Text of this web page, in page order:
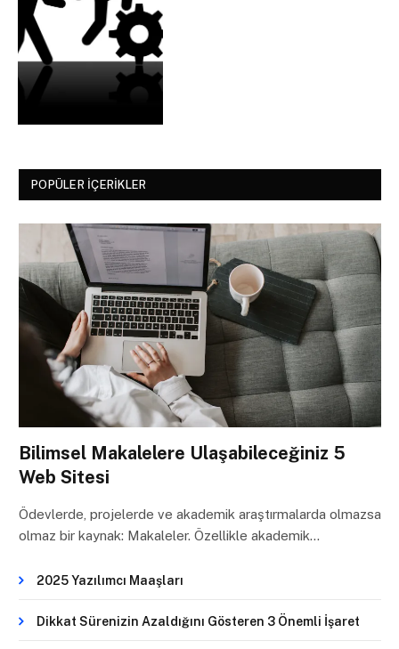
POPÜLER İÇERIKLER
Bilimsel Makalelere Ulaşabileceğiniz 5
Web Sitesi
Ödevlerde, projelerde ve akademik araştırmalarda olmazsa
olmaz bir kaynak: Makaleler. Özellikle akademik…
2025 Yazılımcı Maaşları
Dikkat Sürenizin Azaldığını Gösteren 3 Önemli İşaret